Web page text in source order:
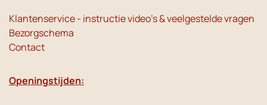
Klantenservice - instructie video's & veelgestelde vragen
Bezorgschema
Contact
Openingstijden: